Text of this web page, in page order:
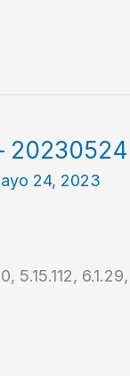
20230524
24, 2023
5.15.112,